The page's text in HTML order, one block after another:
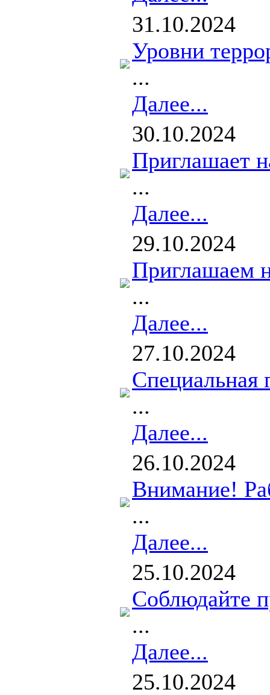
31.10.2024
Уровни
...
Далее...
30.10.2024
Приглашает
...
Далее...
29.10.2024
Приглашаем
...
Далее...
27.10.2024
Специальная
...
Далее...
26.10.2024
Внимание!
...
Далее...
25.10.2024
Соблюдайте
...
Далее...
25.10.2024